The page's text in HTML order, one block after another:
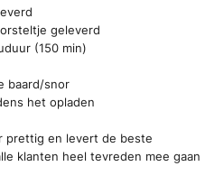
geleverd
(150 min)
baard/snor
het opladen
prettig en levert de beste
klanten heel tevreden mee gaan